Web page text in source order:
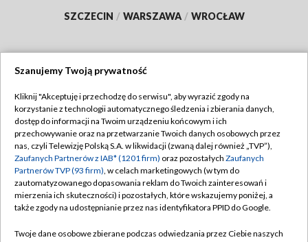
SZCZECIN / WARSZAWA / WROCŁAW
TVP
Abonament TVP
Emisja w TVP
Centrum informacji TVP
Naziemna Telewizja Cyfrowa
Regulamin TVP
Polityka prywatności
Moje zgody
Pomoc
Szanujemy Twoją prywatność
Kliknij "Akceptuję i przechodzę do serwisu", aby wyrazić zgody na
korzystanie z technologii automatycznego śledzenia i zbierania danych,
dostęp do informacji na Twoim urządzeniu końcowym i ich
przechowywanie oraz na przetwarzanie Twoich danych osobowych przez
nas, czyli Telewizję Polską S.A. w likwidacji (zwaną dalej również „TVP”),
Zaufanych Partnerów z IAB* (1201 firm) oraz pozostałych Zaufanych
Partnerów TVP (93 firm), w celach marketingowych (w tym do
zautomatyzowanego dopasowania reklam do Twoich zainteresowań i
mierzenia ich skuteczności) i pozostałych, które wskazujemy poniżej, a
także zgody na udostępnianie przez nas identyfikatora PPID do Google.
Twoje dane osobowe zbierane podczas odwiedzania przez Ciebie naszych